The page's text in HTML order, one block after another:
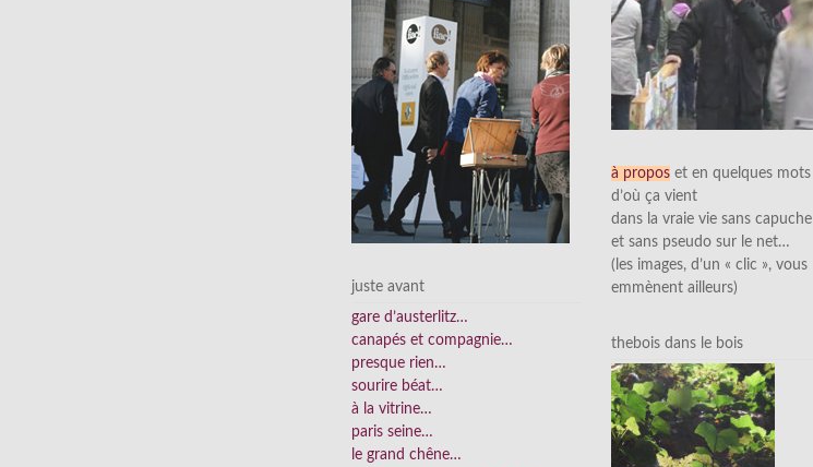
juste avant
gare d’austerlitz…
canapés et compagnie…
presque rien…
sourire béat…
à la vitrine…
paris seine…
le grand chêne…
à propos et en quelques mots
d’où ça vient
dans la vraie vie sans capuche
et sans pseudo sur le net…
(les images, d’un « clic », vous
emmènent ailleurs)
thebois dans le bois